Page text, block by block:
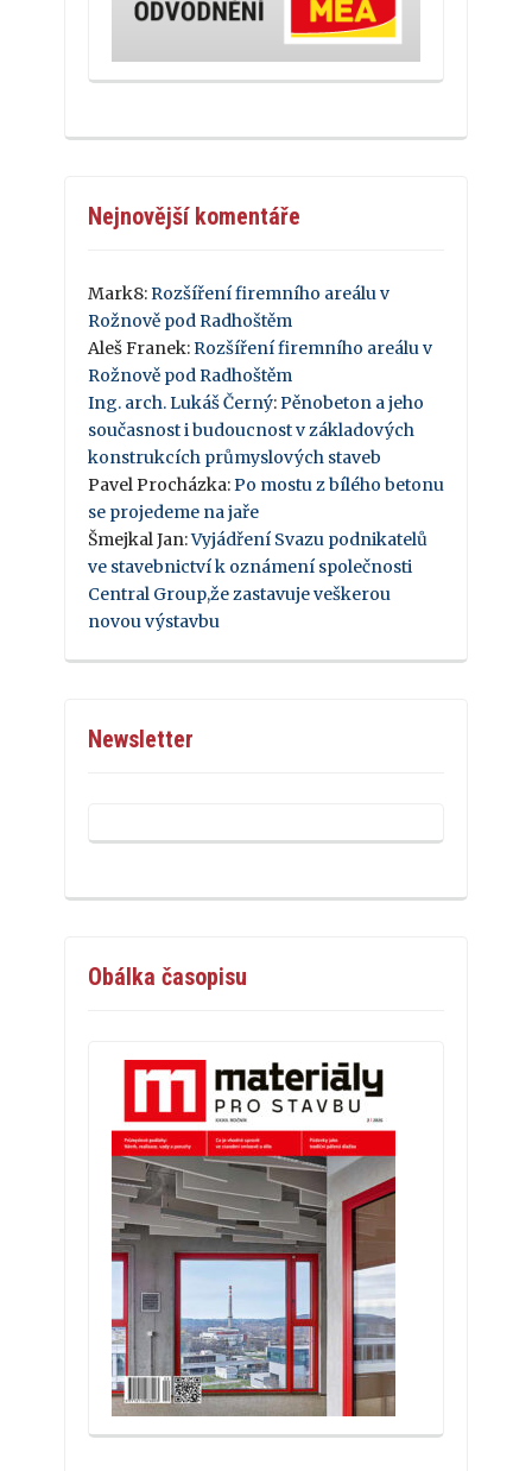
Nejnovější komentáře
Mark8: Rozšíření firemního areálu v
Rožnově pod Radhoštěm
Aleš Franek: Rozšíření firemního areálu v
Rožnově pod Radhoštěm
Ing. arch. Lukáš Černý: Pěnobeton a jeho
současnost i budoucnost v základových
konstrukcích průmyslových staveb
Pavel Procházka: Po mostu z bílého betonu
se projedeme na jaře
Šmejkal Jan:Vyjádření Svazu podnikatelů
ve stavebnictví k oznámení společnosti
Central Group,že zastavuje veškerou
novou výstavbu
Newsletter
Obálka časopisu